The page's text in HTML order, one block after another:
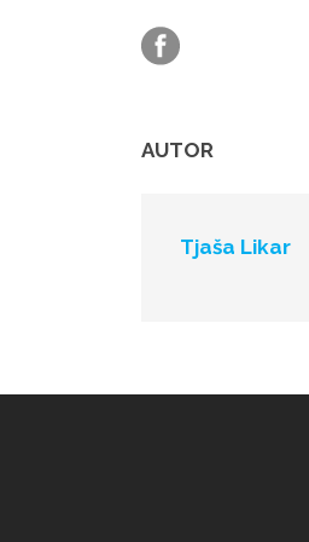
AUTOR
Tjaša Likar